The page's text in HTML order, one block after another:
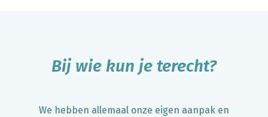
Bij wie kun je terecht?
We hebben allemaal onze eigen aanpak en